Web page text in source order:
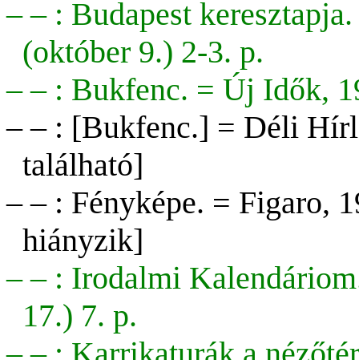
– – : Budapest
(október 9.) 2-3. p.
– – : Bukfenc. = Új Idők,
– – : [Bukfenc.] = Déli
található]
– – : Fényképe. = Figaro,
hiányzik]
– – : Irodalmi
17.) 7. p.